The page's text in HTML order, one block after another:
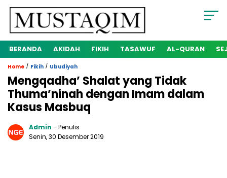
BERANDA AKIDAH FIKIH TASAWUF AL-QURAN
Home / Fikih / Ubudiyah
Mengqadha’ Shalat yang Tidak
Thuma’ninah dengan Imam dalam
Kasus Masbuq
Admin - Penulis
Senin, 30 Desember 2019